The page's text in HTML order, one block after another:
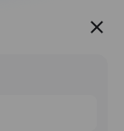
服务推荐